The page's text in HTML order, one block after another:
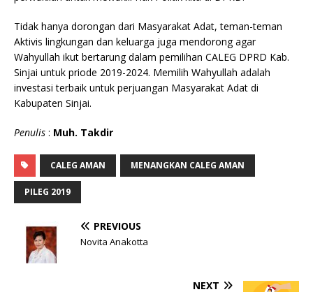
Tidak hanya dorongan dari Masyarakat Adat, teman-teman
Aktivis lingkungan dan keluarga juga mendorong agar
Wahyullah ikut bertarung dalam pemilihan CALEG DPRD Kab.
Sinjai untuk priode 2019-2024. Memilih Wahyullah adalah
investasi terbaik untuk perjuangan Masyarakat Adat di
Kabupaten Sinjai.
Penulis : Muh. Takdir
CALEG AMAN MENANGKAN CALEG AMAN
PILEG 2019
PREVIOUS
Novita Anakotta
NEXT